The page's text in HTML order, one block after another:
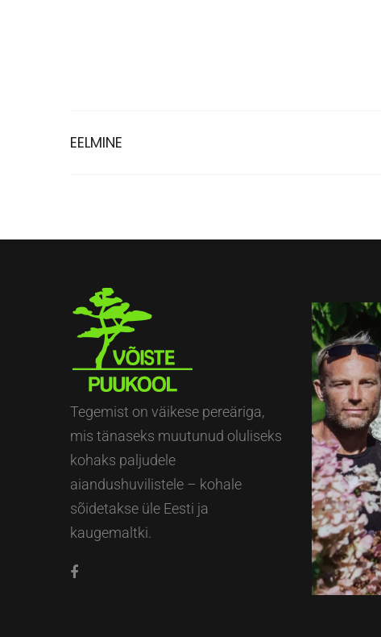
EELMINE
Tegemist on väikese pereäriga,
mis tänaseks muutunud oluliseks
kohaks paljudele
aiandushuvilistele – kohale
sõidetakse üle Eesti ja
kaugemaltki.